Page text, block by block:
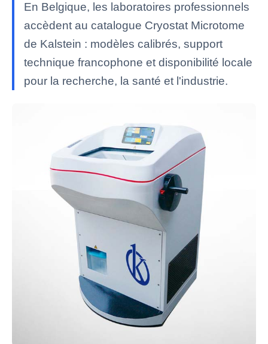
En Belgique, les laboratoires professionnels
accèdent au catalogue Cryostat Microtome
de Kalstein : modèles calibrés, support
technique francophone et disponibilité locale
pour la recherche, la santé et l'industrie.